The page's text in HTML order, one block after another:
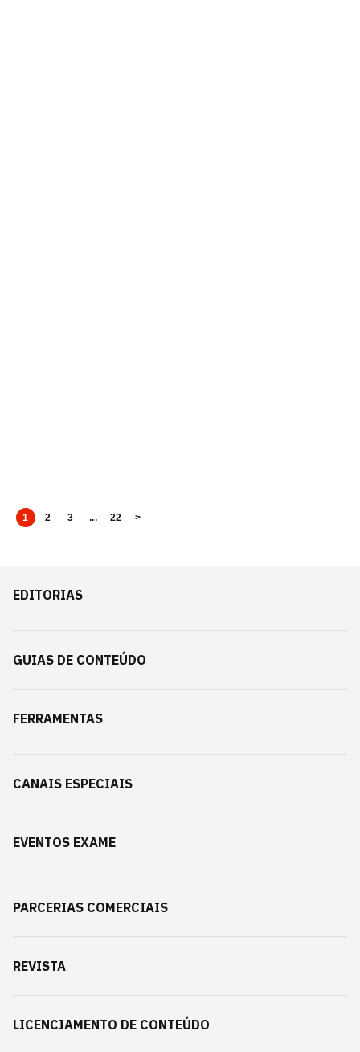
1 2 3 ... 22 >
EDITORIAS
GUIAS DE CONTEÚDO
FERRAMENTAS
CANAIS ESPECIAIS
EVENTOS EXAME
PARCERIAS COMERCIAIS
REVISTA
LICENCIAMENTO DE CONTEÚDO